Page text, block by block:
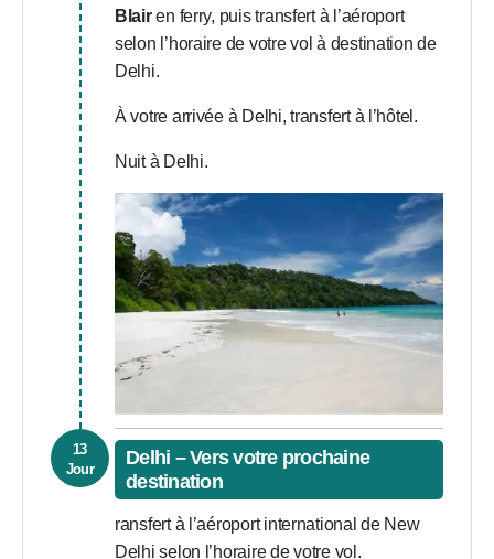
Blairen ferry, puis transfert à l’aéroport
selon l’horaire de votre vol à destination de
Delhi.
À votre arrivée à Delhi, transfert à l’hôtel.
Nuit à Delhi.
13
Jour
Delhi – Vers votre prochaine
destination
ransfert à l’aéroport international de New
Delhi selon l’horaire de votre vol.